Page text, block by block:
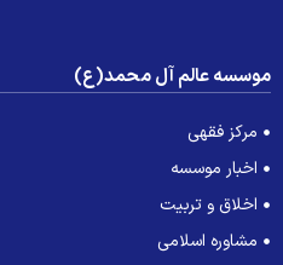
عالم آل محمد(ع)
مرکز فقهی
اخبار موسسه
اخلاق و تربیت
مشاوره اسلامی